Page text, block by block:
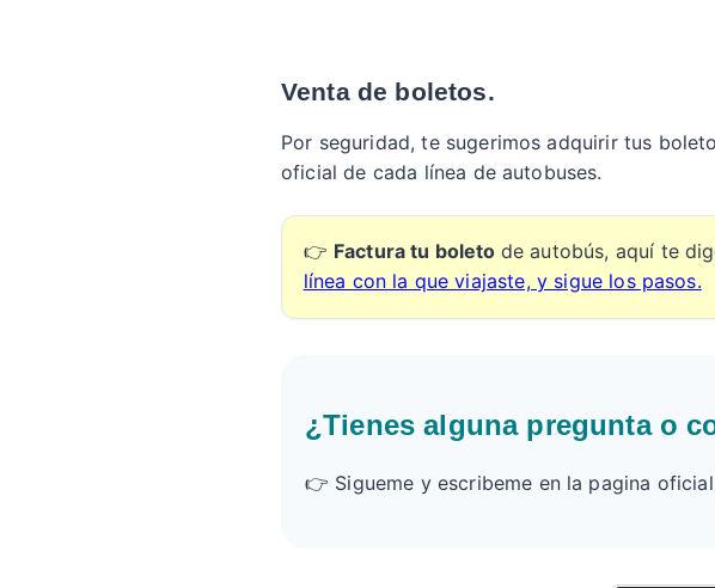
Venta de boletos.
Por seguridad, te sugerimos adquirir tus
oficial de cada línea de autobuses.
👉 Factura tu boleto de autobús, aquí te
línea con la que viajaste, y sigue los pasos.
¿Tienes alguna pregunta o
👉 Sigueme y escribeme en la pagina